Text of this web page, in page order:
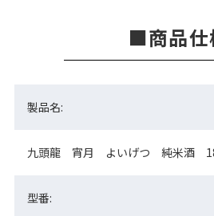
商品仕
製品名:
九頭龍 宵月 よいげつ 純米酒
型番: